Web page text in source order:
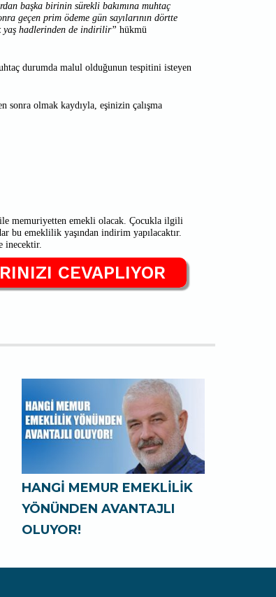
başka birinin sürekli bakımına muhtaç
geçen prim ödeme gün sayılarının dörtte
yaş hadlerinden de indirilir” hükmü
durumda malul olduğunun tespitini isteyen
sonra olmak kaydıyla, eşinizin çalışma
memuriyetten emekli olacak. Çocukla ilgili
bu emeklilik yaşından indirim yapılacaktır.
inecektir.
CEVAPLIYOR
HANGİ MEMUR EMEKLİLİK
YÖNÜNDEN AVANTAJLI
OLUYOR!